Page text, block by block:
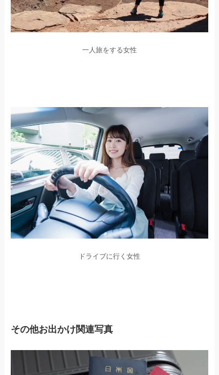
一人旅をする女性
ドライブに行く女性
その他お出かけ関連写真